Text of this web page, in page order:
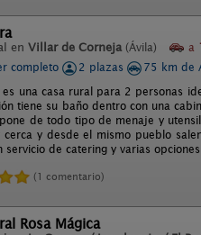
en Villar de Corneja (Ávila) a
completo
2 plazas
75 km de
es una casa rural para 2 personas
tiene su baño dentro con una
de todo tipo de menaje y
y desde el mismo pueblo
servicio de catering y varias
(1 comentario)
Rosa Mágica